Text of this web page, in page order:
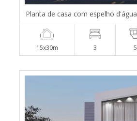
Planta de casa com espelho d'água
15x30m 3 5